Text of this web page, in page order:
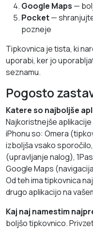
Google Maps —
Pocket—
pozneje
Tipkovnica je tista, ki
uporabi, ker jo
seznamu.
Pogosto
Katere so najboljše
Najkoristnejše
iPhonu so: Omera
izboljša vsako
(upravljanje nalog),
Google Maps
Od teh ima tipkovnica
drugo aplikacijo na
Kaj naj namestim
boljšo tipkovnico.